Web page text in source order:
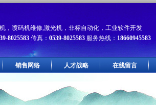
，喷码机维修,激光机，非标自动化，工业软件开发
8025583 传真： 0539-8025583 服务热线： 18660945583
销售网络 人才战略 在线留言